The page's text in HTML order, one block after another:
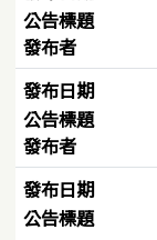
公告標題
發布者
發布日期
公告標題
發布者
發布日期
公告標題